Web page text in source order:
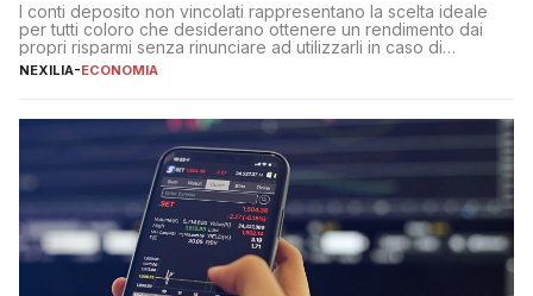
I conti deposito non vincolati rappresentano la scelta ideale
per tutti coloro che desiderano ottenere un rendimento dai
propri risparmi senza rinunciare ad utilizzarli in caso di
necessità. A differenza delle forme vincolate tradizionali,
flessibilità e rendimento. Come funzionano […]
NEXILIA-ECONOMIA